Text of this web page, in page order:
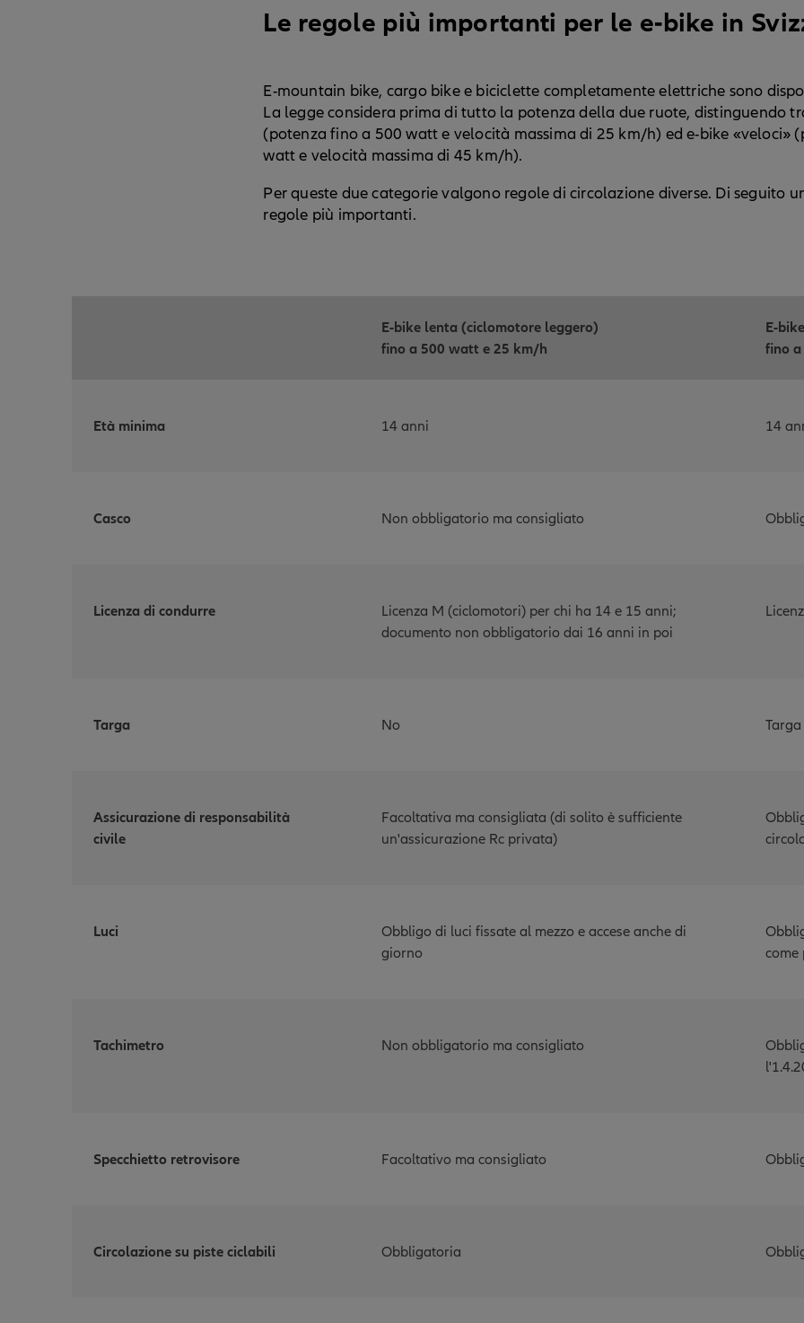
Le regole più importanti per le e-bike in
E-mountain bike, cargo bike e biciclette completamente elettriche sono
La legge considera prima di tutto la potenza della due ruote, distinguendo
(potenza fino a 500 watt e velocità massima di 25 km/h) ed e-bike «veloci»
watt e velocità massima di 45 km/h).
Per queste due categorie valgono regole di circolazione diverse. Di seguito
regole più importanti.
E-bike lenta (ciclomotore leggero)
fino a 500 watt e 25 km/h
E-
fino
Età minima 14 anni 14
Casco Non obbligatorio ma consigliato
Licenza di condurre
Licenza M (ciclomotori) per chi ha 14 e 15 anni;
documento non obbligatorio dai 16 anni in poi
Targa No
Assicurazione di responsabilità
civile
Facoltativa ma consigliata (di solito è sufficiente
un'assicurazione Rc privata)
Luci
Obbligo di luci fissate al mezzo e accese anche di
giorno
come
Tachimetro Non obbligatorio ma consigliato
Specchietto retrovisore Facoltativo ma consigliato
Circolazione su piste ciclabili Obbligatoria